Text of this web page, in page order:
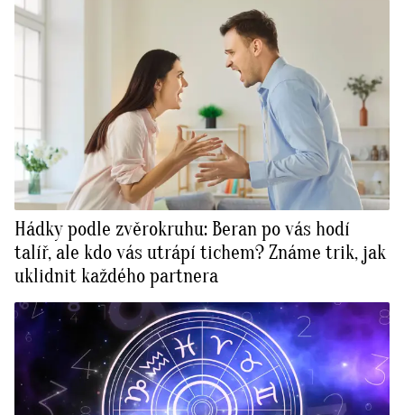
Hádky podle zvěrokruhu: Beran po vás hodí
talíř, ale kdo vás utrápí tichem? Známe trik, jak
uklidnit každého partnera